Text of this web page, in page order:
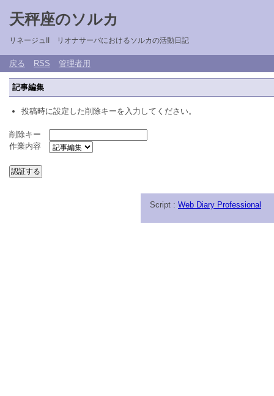
天秤座のソルカ
リネージュII リオナサーバにおけるソルカの活動日記
戻る RSS 管理者用
記事編集
投稿時に設定した削除キーを入力してください。
削除キー
作業内容
Script : Web Diary Professional